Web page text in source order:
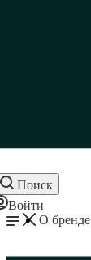
Поиск
Войти
О бренде